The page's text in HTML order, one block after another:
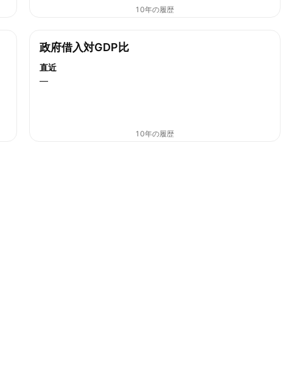
10年の履歴
政府借入対GDP比
直近
—
10年の履歴